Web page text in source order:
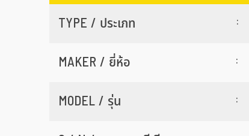
TYPE / ประเภท :
MAKER / ยี่ห้อ
:
MODEL / รุ่น
: